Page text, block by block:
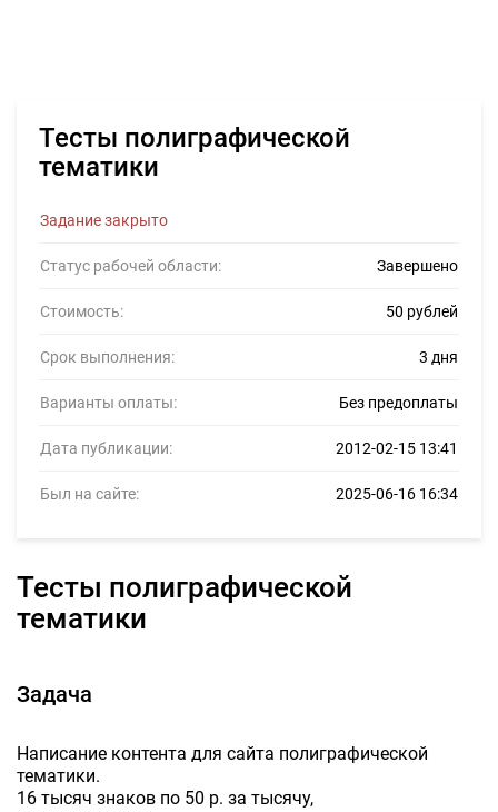
Тесты полиграфической
тематики
Задание закрыто
Статус рабочей области: Завершено
Стоимость: 50 рублей
Срок выполнения: 3 дня
Варианты оплаты: Без предоплаты
Дата публикации: 2012-02-15 13:41
Был на сайте: 2025-06-16 16:34
Тесты полиграфической
тематики
Задача
Написание контента для сайта полиграфической
тематики.
16 тысяч знаков по 50 р. за тысячу,